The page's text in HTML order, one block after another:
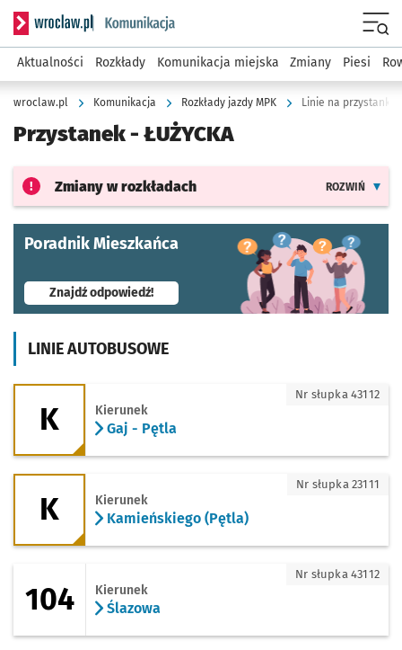
Serwis informacyjny wroclaw.pl podserwis: Komunikacja
Aktualności Rozkłady Komunikacja miejska Zmiany Piesi
wroclaw.pl Komunikacja Rozkłady jazdy MPK Linie na przystanku
Przystanek - ŁUŻYCKA
Zmiany w rozkładach ROZWIŃ
Poradnik Mieszkańca
Znajdź odpowiedź!- otworzy się w nowej karcie
LINIE AUTOBUSOWE
K - kierunek Gaj - Pętla
K Kierunek
Gaj - Pętla
Nr słupka 43112
K - kierunek Kamieńskiego (Pętla)
K Kierunek
Kamieńskiego (Pętla)
Nr słupka 23111
104 Kierunek
Ślazowa
Nr słupka 43112